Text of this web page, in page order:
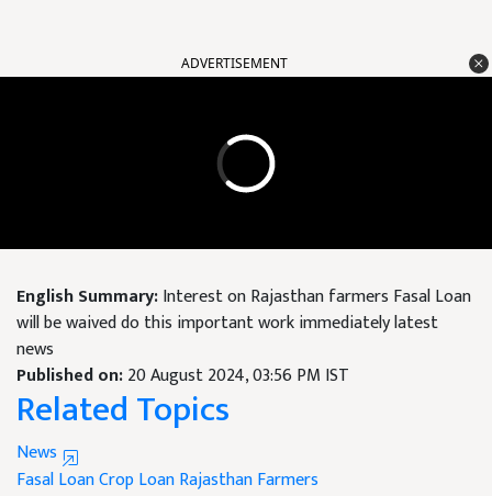
ADVERTISEMENT
English Summary:Interest on Rajasthan farmers Fasal Loan
will be waived do this important work immediately latest
news
Published on:20 August 2024, 03:56 PM IST
Related Topics
News
Fasal LoanCrop LoanRajasthan Farmers